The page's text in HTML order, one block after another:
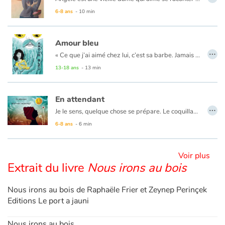
Blog
Actualités
Par thématique
Rencontres et témoignages
Contes d'ici et d'ailleurs
Apprendre à lire
Livre audio
6-8 ans - 10 min
Amour bleu
« Ce que j’ai aimé chez lui, c’est sa barbe. Jamais auparavant, je n’avais fait attention aux barbes des hommes. Je crois même que je ne les aimais pas. La sienne au contraire m’a émue, je n’ai pas su résister à son bleu roi et profond comme la nuit… »
13-18 ans - 13 min
…
En attendant
Je le sens, quelque chose se prépare. Le coquillage de pépé ne ment pas, les nuages et la lune non plus. J’ouvre les yeux, je tends l’oreille, je rêve. Et j’attends…
6-8 ans - 6 min
…
Voir plus
Extrait du livre Nous irons au bois
Nous irons au bois de Raphaële Frier et Zeynep Perinçek
Editions Le port a jauni